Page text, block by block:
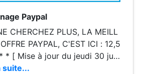
Paypal
PAYPAL, C'EST ICI : 12,5
5 places restantes jusqu'au
suite...